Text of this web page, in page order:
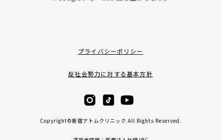
プライバシーポリシー
反社会勢力に対する基本方針
Copyright©新宿アトムクリニック All Rights Reserved.